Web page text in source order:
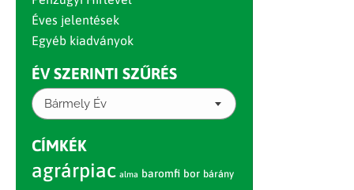
Éves jelentések
Egyéb kiadványok
ÉV SZERINTI SZŰRÉS
Bármely Év
CÍMKÉK
agrárpiac alma baromfi bor bárány